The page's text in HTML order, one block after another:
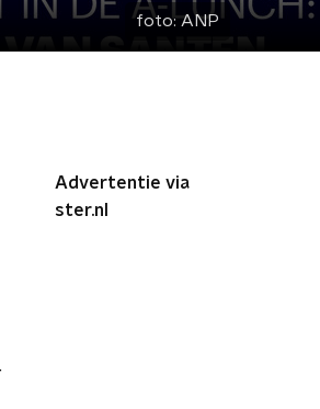
foto:ANP
Advertentie via
ster.nl